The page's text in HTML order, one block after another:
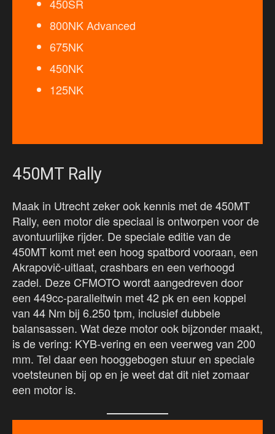
450SR
800NK Advanced
675NK
450NK
125NK
450MT Rally
Maak in Utrecht zeker ook kennis met de 450MT
Rally, een motor die speciaal is ontworpen voor de
avontuurlijke rijder. De speciale editie van de
450MT komt met een hoog spatbord vooraan, een
Akrapovič-uitlaat, crashbars en een verhoogd
zadel. Deze CFMOTO wordt aangedreven door
een 449cc-paralleltwin met 42 pk en een koppel
van 44 Nm bij 6.250 tpm, inclusief dubbele
balansassen. Wat deze motor ook bijzonder maakt,
is de vering: KYB-vering en een veerweg van 200
mm. Tel daar een hooggebogen stuur en speciale
voetsteunen bij op en je weet dat dit niet zomaar
een motor is.